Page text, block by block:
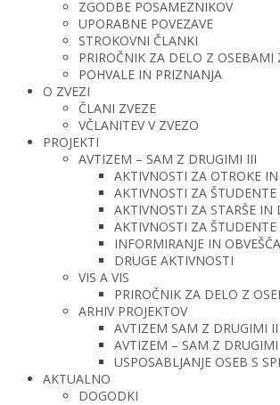
ZGODBE POSAMEZNIKOV
UPORABNE POVEZAVE
STROKOVNI ČLANKI
PRIROČNIK ZA DELO Z
POHVALE IN PRIZNANJA
O ZVEZI
ČLANI ZVEZE
VČLANITEV V ZVEZO
PROJEKTI
AVTIZEM – SAM Z DRUGIMI III
AKTIVNOSTI ZA OTROKE
AKTIVNOSTI ZA
AKTIVNOSTI ZA STARŠE
AKTIVNOSTI ZA ŠTUDENTE
INFORMIRANJE IN
DRUGE AKTIVNOSTI
VIS A VIS
PRIROČNIK ZA DELO Z
ARHIV PROJEKTOV
AVTIZEM SAM Z DRUGIMI II
AVTIZEM – SAM Z DRUGIMI
USPOSABLJANJE OSEB S
AKTUALNO
DOGODKI